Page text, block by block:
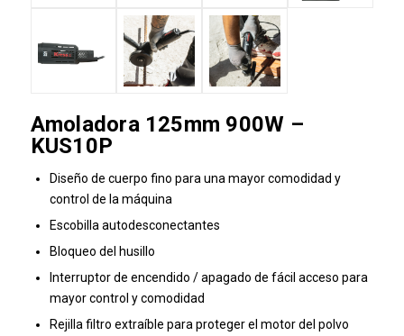
Amoladora 125mm 900W –
KUS10P
Diseño de cuerpo fino para una mayor comodidad y
control de la máquina
Escobilla autodesconectantes
Bloqueo del husillo
Interruptor de encendido / apagado de fácil acceso para
mayor control y comodidad
Rejilla filtro extraíble para proteger el motor del polvo